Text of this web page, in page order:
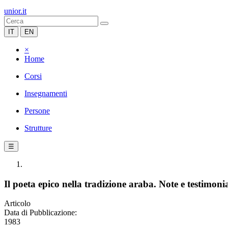
unior.it
IT EN
×
Home
Corsi
Insegnamenti
Persone
Strutture
☰
Il poeta epico nella tradizione araba. Note e
Articolo
Data di Pubblicazione:
1983